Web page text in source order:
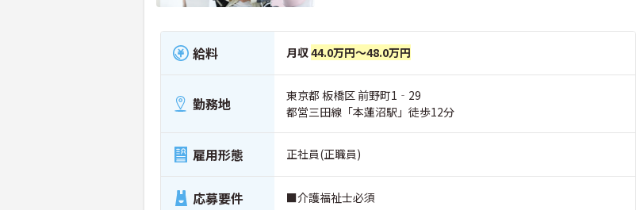
給料 月収44.0万円～48.0万円
勤務地
東京都 板橋区 前野町1‐29
都営三田線「本蓮沼駅」徒歩12分
雇用形態 正社員(正職員)
応募要件 ■介護福祉士必須